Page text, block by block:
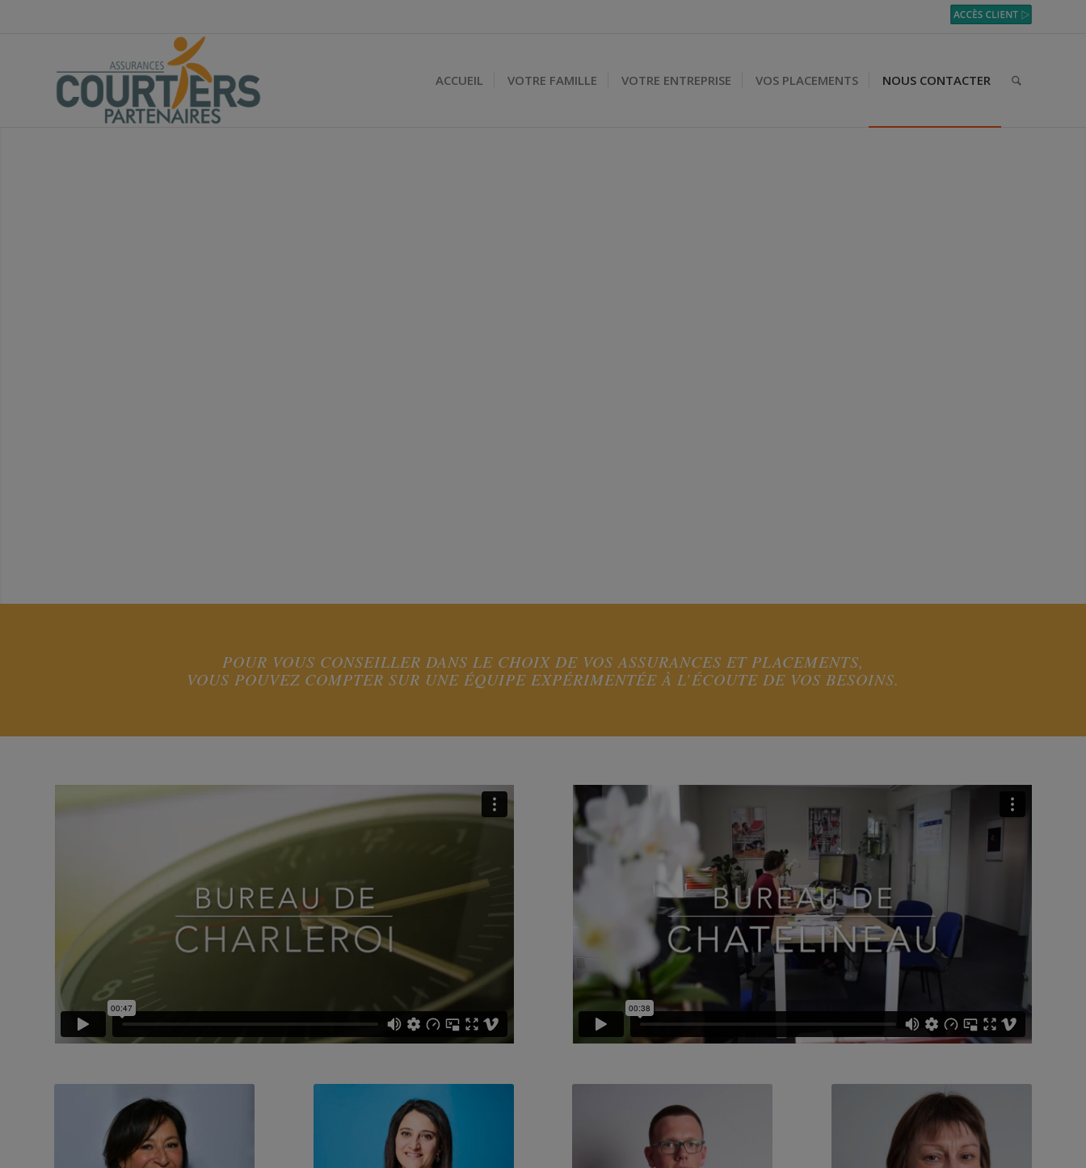
ACCUEIL VOTRE FAMILLE VOTRE ENTREPRISE VOS PLACEMENTS NOUS CONTACTER
POUR VOUS CONSEILLER DANS LE CHOIX DE VOS ASSURANCES ET PLACEMENTS,
VOUS POUVEZ COMPTER SUR UNE ÉQUIPE EXPÉRIMENTÉE À L’ÉCOUTE DE VOS BESOINS.